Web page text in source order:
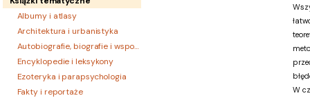
Albumy i atlasy
Architektura i urbanistyka
Autobiografie, biografie i wspomnienia
Encyklopedie i leksykony
Ezoteryka i parapsychologia
Fakty i reportaże
W